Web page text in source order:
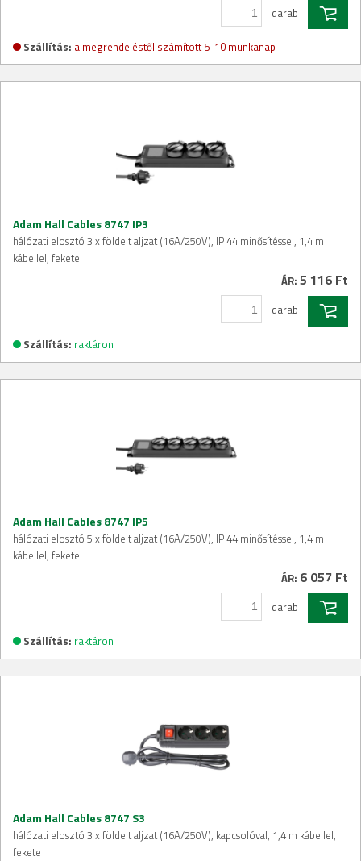
darab
Szállítás: a megrendeléstől számított 5-10 munkanap
Adam Hall Cables 8747 IP3
hálózati elosztó 3 x földelt aljzat (16A/250V), IP 44 minősítéssel, 1,4 m
kábellel, fekete
ÁR: 5 116 Ft
darab
Szállítás: raktáron
Adam Hall Cables 8747 IP5
hálózati elosztó 5 x földelt aljzat (16A/250V), IP 44 minősítéssel, 1,4 m
kábellel, fekete
ÁR: 6 057 Ft
darab
Szállítás: raktáron
Adam Hall Cables 8747 S3
hálózati elosztó 3 x földelt aljzat (16A/250V), kapcsolóval, 1,4 m kábellel,
fekete